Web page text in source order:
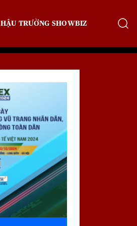
HẬU TRƯỜNG SHOWBIZ